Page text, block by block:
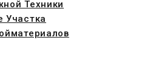
Техники
Участка